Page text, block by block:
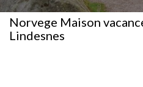
Norvege Maison
Lindesnes